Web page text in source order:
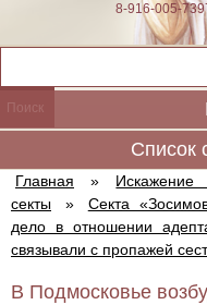
8-916-005-
Cписок
Главная »
Искажение
секты
» Секта
дело в отношении
связывали с пропажей
В Подмосковье